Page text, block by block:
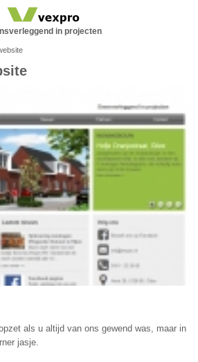
in projecten
als u altijd van ons gewend was, maar in
jasje.